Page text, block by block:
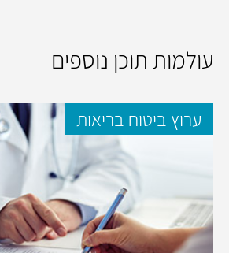
עולמות תוכן נוספים
ערוץ ביטוח בריאות